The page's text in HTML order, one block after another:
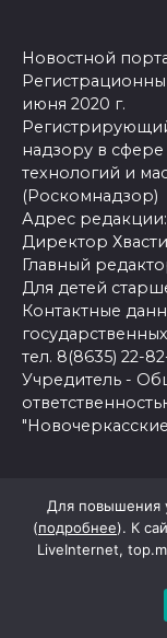
Новостной
июня 2020 г.
надзору в
технологий и
(Роскомнадзор)
Адрес редакции:
Директор
Главный
Для детей
Контактные
тел. 8(8635) 22-
Учредитель -
помощью
top.mail.ru
Политика
Для повышения
(подробнее). К
LiveInternet,